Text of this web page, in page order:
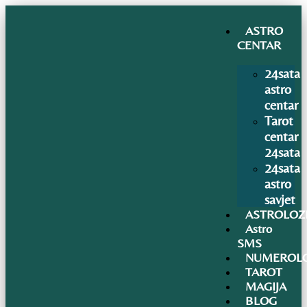
ASTRO
CENTAR
24sata
astro
centar
Tarot
centar
24sata
24sata
astro
savjet
Astro
SMS
TAROT
MAGIJA
BLOG